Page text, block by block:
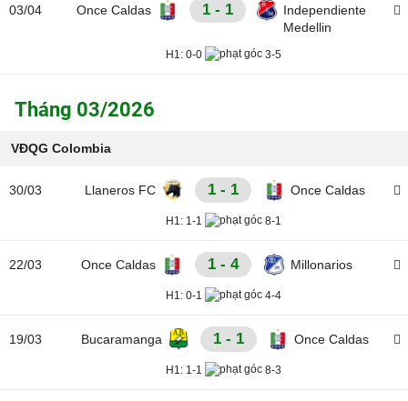
03/04 Once Caldas 1 - 1
Independiente
Medellin
H1: 0-0 3-5
Tháng 03/2026
VĐQG Colombia
30/03 Llaneros FC 1 - 1 Once Caldas
H1: 1-1 8-1
22/03 Once Caldas 1 - 4 Millonarios
H1: 0-1 4-4
19/03 Bucaramanga 1 - 1 Once Caldas
H1: 1-1 8-3